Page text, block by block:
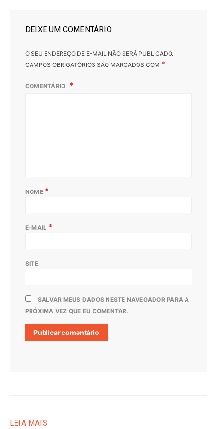
DEIXE UM COMENTÁRIO
O SEU ENDEREÇO DE E-MAIL NÃO SERÁ PUBLICADO.
CAMPOS OBRIGATÓRIOS SÃO MARCADOS COM *
COMENTÁRIO
NOME *
E-MAIL *
SITE
SALVAR MEUS DADOS NESTE NAVEGADOR PARA A
PRÓXIMA VEZ QUE EU COMENTAR.
LEIA MAIS